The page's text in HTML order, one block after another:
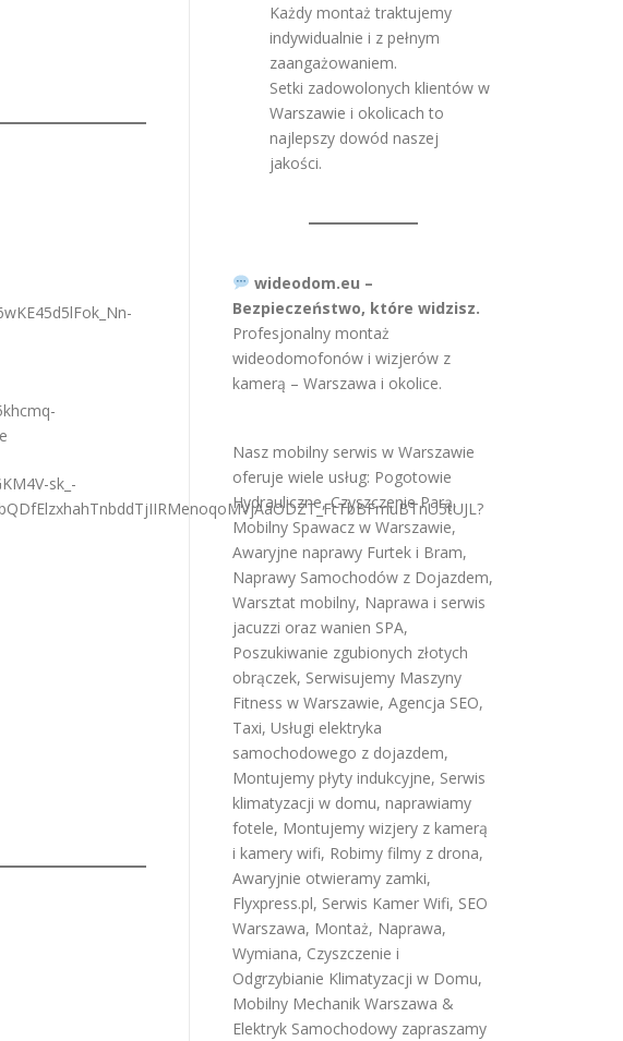
Każdy montaż traktujemy
indywidualnie i z pełnym
zaangażowaniem.
Setki zadowolonych klientów w
Warszawie i okolicach to
najlepszy dowód naszej
jakości.
wideodom.eu –
Bezpieczeństwo, które widzisz.
Profesjonalny montaż
wideodomofonów i wizjerów z
kamerą – Warszawa i okolice.
Nasz mobilny serwis w Warszawie
oferuje wiele usług: Pogotowie
Hydrauliczne,Czyszczenie Parą,
Mobilny Spawacz w Warszawie,
Awaryjne naprawy Furtek i Bram,
Naprawy Samochodów z Dojazdem,
Warsztat mobilny, Naprawa i serwis
jacuzzi oraz wanien SPA,
Poszukiwanie zgubionych złotych
obrączek, Serwisujemy Maszyny
Fitness w Warszawie, Agencja SEO,
Taxi, Usługi elektryka
samochodowego z dojazdem,
Montujemy płyty indukcyjne, Serwis
klimatyzacji w domu, naprawiamy
fotele, Montujemy wizjery z kamerą
i kamery wifi, Robimy filmy z drona,
Awaryjnie otwieramy zamki,
Flyxpress.pl, Serwis Kamer Wifi, SEO
Warszawa, Montaż, Naprawa,
Wymiana, Czyszczenie i
Odgrzybianie Klimatyzacji w Domu,
Mobilny Mechanik Warszawa &
Elektryk Samochodowy zapraszamy